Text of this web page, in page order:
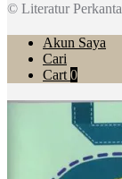
© Literatur
Akun Saya
Cari
Cart 0